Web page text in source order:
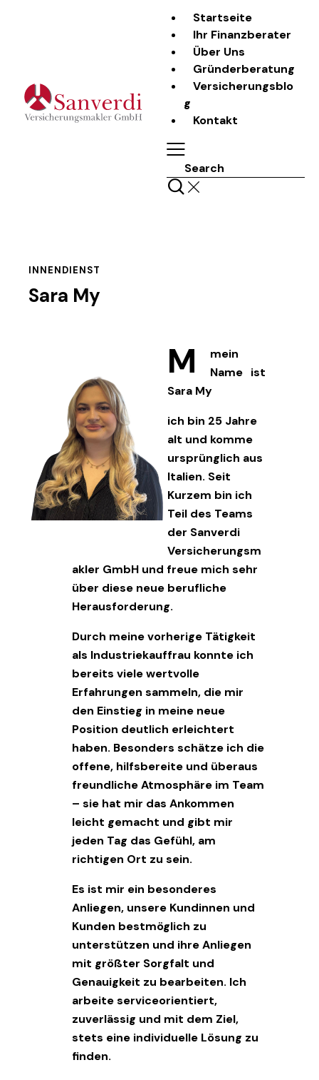
Startseite
Ihr Finanzberater
Über Uns
Gründerberatung
Versicherungsblo
g
Kontakt
Search
INNENDIENST
Sara My
M
mein
Name ist
Sara My
ich bin 25 Jahre
alt und komme
ursprünglich aus
Italien. Seit
Kurzem bin ich
Teil des Teams
der Sanverdi
Versicherungsm
akler GmbH und freue mich sehr
über diese neue berufliche
Herausforderung.
Durch meine vorherige Tätigkeit
als Industriekauffrau konnte ich
bereits viele wertvolle
Erfahrungen sammeln, die mir
den Einstieg in meine neue
Position deutlich erleichtert
haben. Besonders schätze ich die
offene, hilfsbereite und überaus
freundliche Atmosphäre im Team
– sie hat mir das Ankommen
leicht gemacht und gibt mir
jeden Tag das Gefühl, am
richtigen Ort zu sein.
Es ist mir ein besonderes
Anliegen, unsere Kundinnen und
Kunden bestmöglich zu
unterstützen und ihre Anliegen
mit größter Sorgfalt und
Genauigkeit zu bearbeiten. Ich
arbeite serviceorientiert,
zuverlässig und mit dem Ziel,
stets eine individuelle Lösung zu
finden.